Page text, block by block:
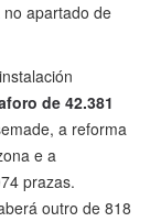
apartado de
de 42.381
a reforma
e a
prazas.
outro de 818